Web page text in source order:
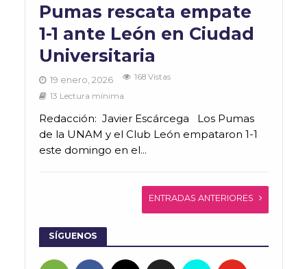
Pumas rescata empate
1-1 ante León en Ciudad
Universitaria
19 enero, 2026
168 Vistas
13 Lectura mínima
Redacción: Javier Escárcega Los Pumas
de la UNAM y el Club León empataron 1-1
este domingo en el...
ENTRADAS ANTERIORES
SÍGUENOS